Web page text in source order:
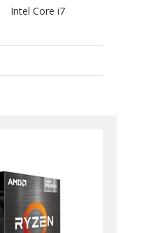
Intel Core i7